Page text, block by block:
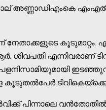
അണ്ണാഡിഎംകെ
നേതാക്കളുടെ
ശിവപതി എന്നിവരാണ്
പളനിസാമിയുമായി
കൂടുതല്‍പേർ
പിന്നാലെ